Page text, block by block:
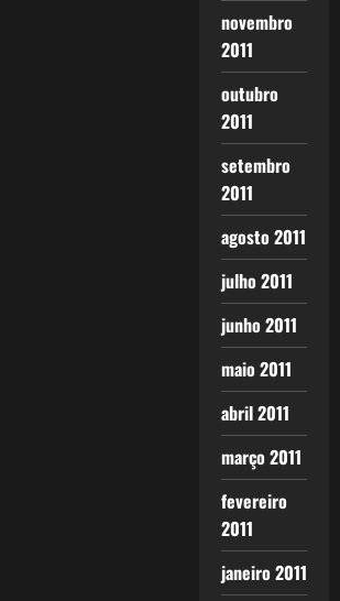
novembro
2011
outubro
2011
setembro
2011
agosto 2011
julho 2011
junho 2011
maio 2011
abril 2011
março 2011
fevereiro
2011
janeiro 2011